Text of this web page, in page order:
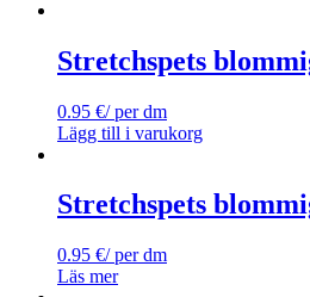
Stretchspets
0.95 €/ per dm
Lägg till i varukorg
Stretchspets
0.95 €/ per dm
Läs mer